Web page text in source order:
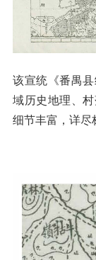
该宣统《番禺
域历史地理、
细节丰富，详尽